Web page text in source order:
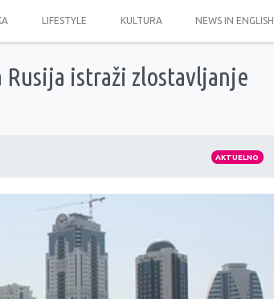
LIFESTYLE KULTURA NEWS IN ENGLISH
istraži zlostavljanje
AKTUELNO